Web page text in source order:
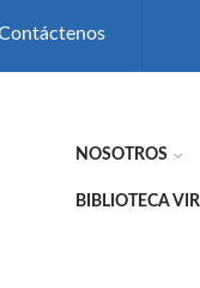
NOSOTROS
BIBLIOTECA